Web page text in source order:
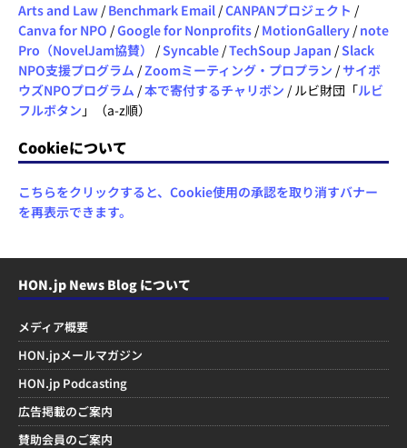
Arts and Law / Benchmark Email /CANPANプロジェクト /
Canva for NPO /Google for Nonprofits / MotionGallery / note
Pro（NovelJam協賛）
/Syncable /TechSoup Japan /Slack
NPO支援プログラム /Zoomミーティング・プロプラン /サイボ
ウズNPOプログラム /本で寄付するチャリボン / ルビ財団「ルビ
フルボタン 」（a-z順）
Cookieについて
こちらをクリックすると、Cookie使用の承認を取り消すバナー
を再表示できます。
HON.jp News Blog について
メディア概要
HON.jpメールマガジン
HON.jp Podcasting
広告掲載のご案内
賛助会員のご案内